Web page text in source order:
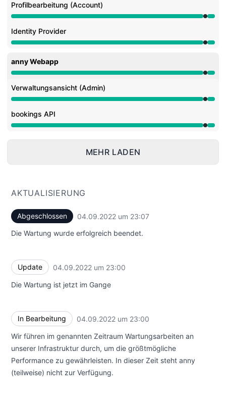
Profilbearbeitung (Account)
Wartung aus 11:00 PM zu 11:07 PM
Identity Provider
Wartung aus 11:00 PM zu 11:07 PM
anny Webapp
Wartung aus 11:00 PM zu 11:07 PM
Verwaltungsansicht (Admin)
Wartung aus 11:00 PM zu 11:07 PM
bookings API
Wartung aus 11:00 PM zu 11:07 PM
MEHR LADEN
AKTUALISIERUNG
Abgeschlossen 04.09.2022 um 23:07
Die Wartung wurde erfolgreich beendet.
Update 04.09.2022 um 23:00
Die Wartung ist jetzt im Gange
In Bearbeitung 04.09.2022 um 23:00
Wir führen im genannten Zeitraum Wartungsarbeiten an
unserer Infrastruktur durch, um die größtmögliche
Performance zu gewährleisten. In dieser Zeit steht anny
(teilweise) nicht zur Verfügung.